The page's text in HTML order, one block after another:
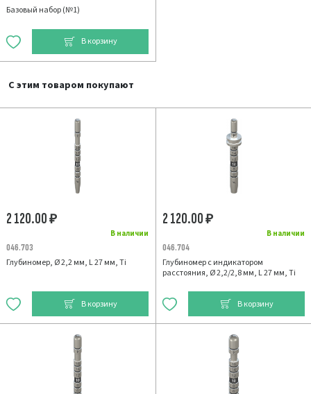
Базовый набор (№1)
В корзину
С этим товаром покупают
В наличии
2 120.00₽
046.703
Глубиномер, Ø 2,2 мм, L 27 мм, Ti
В корзину
В наличии
2 120.00₽
046.704
Глубиномер с индикатором
расстояния, Ø 2,2/2,8 мм, L 27 мм, Ti
В корзину